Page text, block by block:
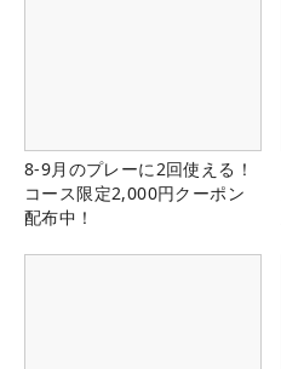
8-9月のプレーに2回使える！
コース限定2,000円クーポン
配布中！